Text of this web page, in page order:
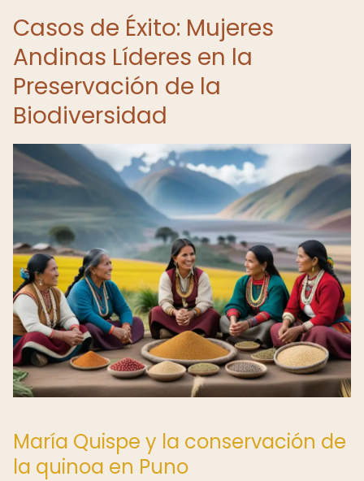
Casos de Éxito: Mujeres
Andinas Líderes en la
Preservación de la
Biodiversidad
María Quispe y la conservación de
la quinoa en Puno